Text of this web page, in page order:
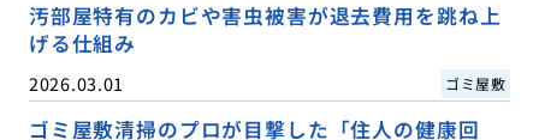
汚部屋特有のカビや害虫被害が退去費用を跳ね上
げる仕組み
2026.03.01 ゴミ屋敷
ゴミ屋敷清掃のプロが目撃した「住人の健康回